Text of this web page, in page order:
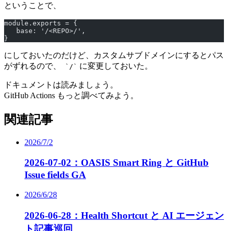
ということで、
module.exports = {
   base: '/<REPO>/',
}
にしておいたのだけど、カスタムサブドメインにするとパス
がずれるので、
`/` に変更しておいた。
ドキュメントは読みましょう。
GitHub Actions もっと調べてみよう。
関連記事
2026/7/2
2026-07-02：OASIS Smart Ring と GitHub
Issue fields GA
2026/6/28
2026-06-28：Health Shortcut と AI エージェン
ト記事巡回